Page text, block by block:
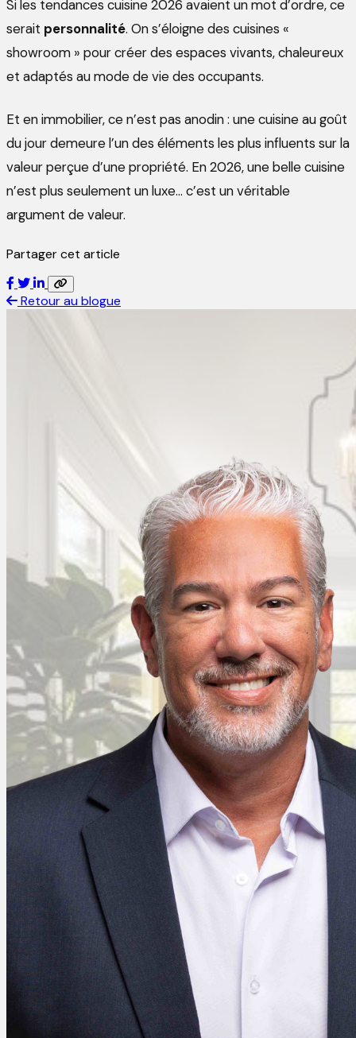
Si les tendances cuisine 2026 avaient un mot d’ordre, ce
serait personnalité. On s’éloigne des cuisines «
showroom » pour créer des espaces vivants, chaleureux
et adaptés au mode de vie des occupants.
Et en immobilier, ce n’est pas anodin : une cuisine au goût
du jour demeure l’un des éléments les plus influents sur la
valeur perçue d’une propriété. En 2026, une belle cuisine
n’est plus seulement un luxe… c’est un véritable
argument de valeur.
Partager cet article
Retour au blogue